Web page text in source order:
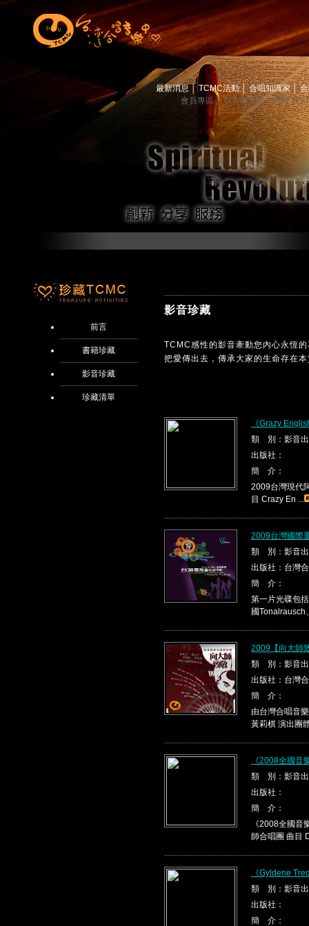
最新消息 TCMC活動│ 合唱知識家│
會員專區│ TCMC會訊│ 關於
前言
書籍珍藏
影音珍藏
珍藏清單
影音珍藏
TCMC感性的影音牽動您內心永恆
把愛傳出去，傳承大家的生命存在
《Grazy
類 別：影音
出版社：
簡 介：
2009台灣現代
目 Crazy En ...
2009台灣國際
類 別：影音
出版社：台灣
簡 介：
第一片光碟包
國Tonalrausch
2009【向大師
類 別：影音
出版社：台灣
簡 介：
由台灣合唱音
黃莉棋 演出團
《2008全國音
類 別：影音
出版社：
簡 介：
《2008全國音
師合唱團 曲目
《Gyldene
類 別：影音
出版社：
簡 介：